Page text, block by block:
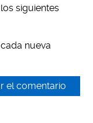
siguientes
nueva